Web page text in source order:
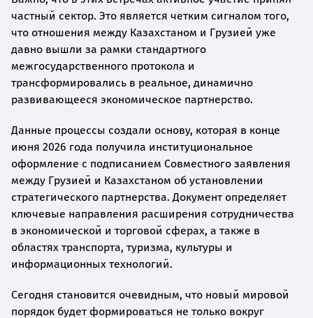
частный сектор. Это является четким сигналом того,
что отношения между Казахстаном и Грузией уже
давно вышли за рамки стандартного
межгосударственного протокола и
трансформировались в реальное, динамично
развивающееся экономическое партнерство.
Данные процессы создали основу, которая в конце
июня 2026 года получила институциональное
оформление с подписанием Совместного заявления
между Грузией и Казахстаном об установлении
стратегического партнерства. Документ определяет
ключевые направления расширения сотрудничества
в экономической и торговой сферах, а также в
областях транспорта, туризма, культуры и
информационных технологий.
Сегодня становится очевидным, что новый мировой
порядок будет формироваться не только вокруг